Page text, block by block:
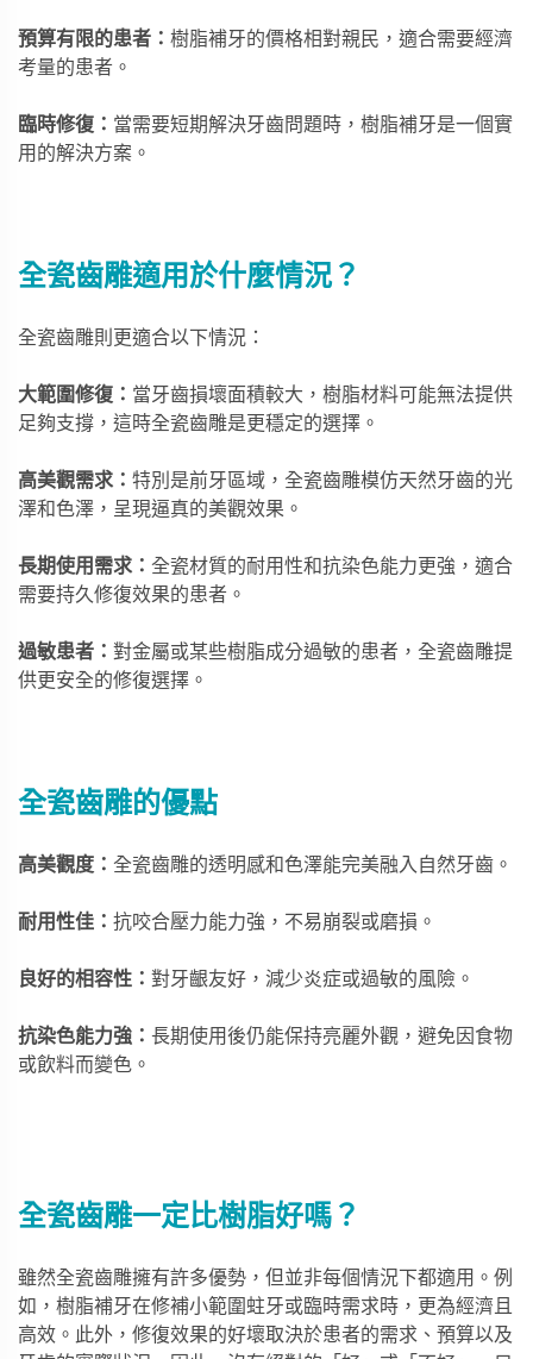
預算有限的患者： 樹脂補牙的價格相對親民，適合需要經濟
考量的患者。
臨時修復： 當需要短期解決牙齒問題時，樹脂補牙是一個實
用的解決方案。
全瓷齒雕適用於什麼情況？
全瓷齒雕則更適合以下情況：
大範圍修復： 當牙齒損壞面積較大，樹脂材料可能無法提供
足夠支撐，這時全瓷齒雕是更穩定的選擇。
高美觀需求： 特別是前牙區域，全瓷齒雕模仿天然牙齒的光
澤和色澤，呈現逼真的美觀效果。
長期使用需求： 全瓷材質的耐用性和抗染色能力更強，適合
需要持久修復效果的患者。
過敏患者： 對金屬或某些樹脂成分過敏的患者，全瓷齒雕提
供更安全的修復選擇。
全瓷齒雕的優點
高美觀度： 全瓷齒雕的透明感和色澤能完美融入自然牙齒。
耐用性佳： 抗咬合壓力能力強，不易崩裂或磨損。
良好的相容性： 對牙齦友好，減少炎症或過敏的風險。
抗染色能力強： 長期使用後仍能保持亮麗外觀，避免因食物
或飲料而變色。
全瓷齒雕一定比樹脂好嗎？
雖然全瓷齒雕擁有許多優勢，但並非每個情況下都適用。例
如，樹脂補牙在修補小範圍蛀牙或臨時需求時，更為經濟且
高效。此外，修復效果的好壞取決於患者的需求、預算以及